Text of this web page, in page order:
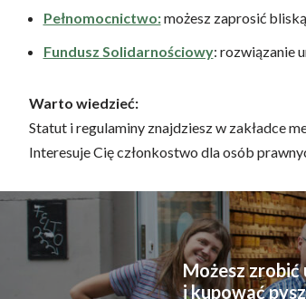
Pełnomocnictwo:możesz zaprosić
Fundusz Solidarnościowy: rozwiązanie
Warto wiedzieć:
Statut i regulaminy znajdziesz w zakładce
Interesuje Cię członkostwo dla osób
Możesz zrobić
i kupować